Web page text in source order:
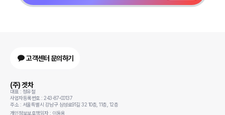
고객센터 문의하기
(주) 겟차
대표 : 정유철
사업자등록번호 : 243-87-00137
주소 : 서울특별시 강남구 삼성로91길 32 10층, 11층, 12층
개인정보보호책임자 : 이동용